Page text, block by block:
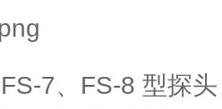
7、FS-8 型探